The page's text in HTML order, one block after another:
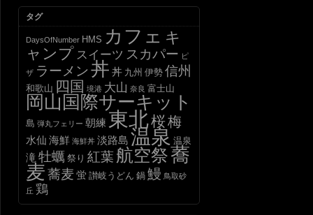
カ
イ
タグ
DaysOfNumber HMS カフェ キ
ャンプ スイーツ スカパー ピ
ザ ラーメン丼 丼 九州 伊勢 信州
和歌山 四国 境港 大山 奈良 富士山
岡山国際サーキット
島 弾丸フェリー 朝練 東北桜梅
水仙 海鮮 海鮮丼 淡路島 温泉 温泉
滝 牡蠣 祭り 紅葉航空祭蕎
麦蕎麦蛍 讃岐うどん 鍋 鰻 鳥取砂
丘 鶏